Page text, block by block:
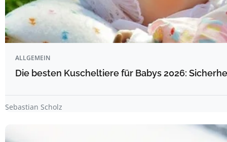
ALLGEMEIN
Die besten Kuscheltiere für Babys 2026:
Sebastian Scholz